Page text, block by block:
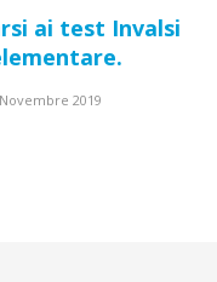
ai test Invalsi
.
2019